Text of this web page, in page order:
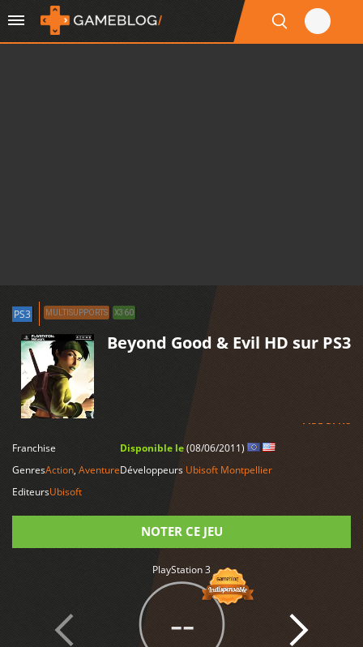
PS3 MULTISUPPORTS X360
Beyond Good & Evil HD sur PS3
LIRE PLUS
Franchise
GenresAction, Aventure
EditeursUbisoft
Disponible le(08/06/2011)
Développeurs Ubisoft Montpellier
NOTER CE JEU
PlayStation 3
--